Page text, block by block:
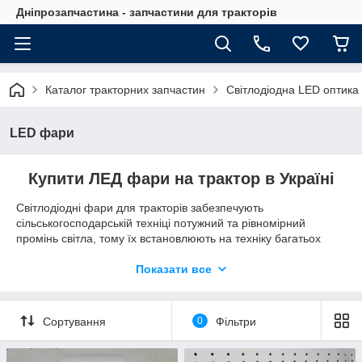
Дніпрозапчастина - запчастини для тракторів
Каталог тракторних запчастин Світлодіодна LED оптика
LED фари
Купити ЛЕД фари на трактор в Україні
Світлодіодні фари для тракторів забезпечують
сільськогосподарській техніці потужний та рівномірний
промінь світла, тому їх встановлюють на техніку багатьох
зверніть увагу на їх потужність, тип світла та робочу напругу.
герметичність, водонепроникність, клас захисту.
Додаткове LED освітлення від ТОВ "Дніпрозапчастина" -
сільгосптехніки:
Показати все
Сортування 0 Фільтри